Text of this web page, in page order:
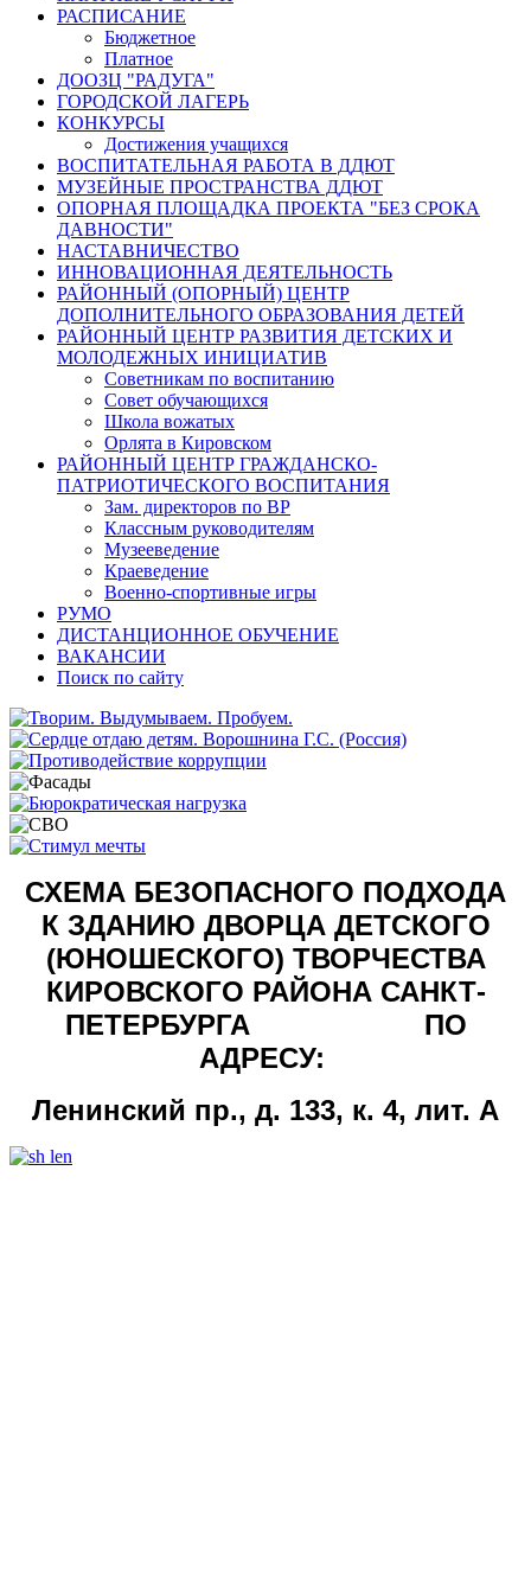
РАСПИСАНИЕ
Бюджетное
Платное
ДООЗЦ "РАДУГА"
ГОРОДСКОЙ ЛАГЕРЬ
КОНКУРСЫ
Достижения учащихся
ВОСПИТАТЕЛЬНАЯ РАБОТА В ДДЮТ
МУЗЕЙНЫЕ ПРОСТРАНСТВА ДДЮТ
ОПОРНАЯ ПЛОЩАДКА ПРОЕКТА "БЕЗ СРОКА
ДАВНОСТИ"
НАСТАВНИЧЕСТВО
ИННОВАЦИОННАЯ ДЕЯТЕЛЬНОСТЬ
РАЙОННЫЙ (ОПОРНЫЙ) ЦЕНТР
ДОПОЛНИТЕЛЬНОГО ОБРАЗОВАНИЯ ДЕТЕЙ
РАЙОННЫЙ ЦЕНТР РАЗВИТИЯ ДЕТСКИХ И
МОЛОДЕЖНЫХ ИНИЦИАТИВ
Советникам по воспитанию
Совет обучающихся
Школа вожатых
Орлята в Кировском
РАЙОННЫЙ ЦЕНТР ГРАЖДАНСКО-
ПАТРИОТИЧЕСКОГО ВОСПИТАНИЯ
Зам. директоров по ВР
Классным руководителям
Музееведение
Краеведение
Военно-спортивные игры
РУМО
ДИСТАНЦИОННОЕ ОБУЧЕНИЕ
ВАКАНСИИ
Поиск по сайту
СХЕМА БЕЗОПАСНОГО ПОДХОДА
К ЗДАНИЮ ДВОРЦА ДЕТСКОГО
(ЮНОШЕСКОГО) ТВОРЧЕСТВА
КИРОВСКОГО РАЙОНА САНКТ-
ПЕТЕРБУРГА ПО
АДРЕСУ:
Ленинский пр., д. 133, к. 4, лит. А